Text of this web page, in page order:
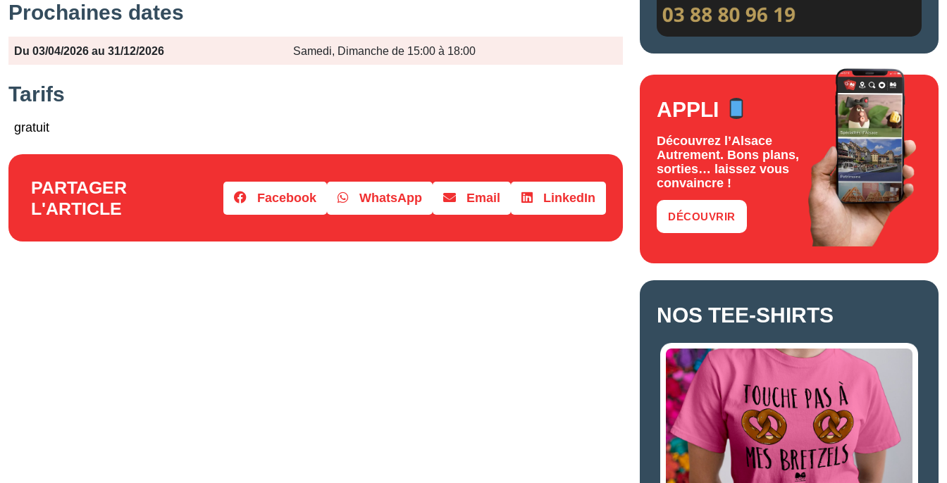
Prochaines dates
Période Jours Horaires
Du 03/04/2026 au 31/12/2026 Samedi, Dimanche de 15:00 à 18:00
Tarifs
gratuit
PARTAGER
L'ARTICLE
Facebook WhatsApp Email LinkedIn
APPLI
Découvrez l’Alsace
Autrement. Bons plans,
sorties… laissez vous
convaincre !
DÉCOUVRIR
NOS TEE-SHIRTS